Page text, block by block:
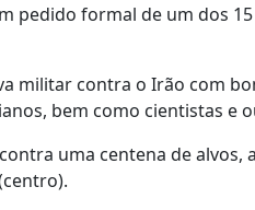
pedido formal de um dos
militar contra o Irão com
bem como cientistas e
uma centena de